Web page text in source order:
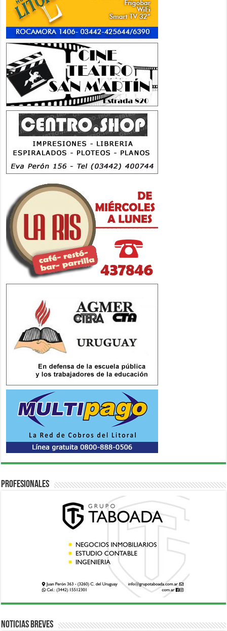
Profesionales
Noticias breves